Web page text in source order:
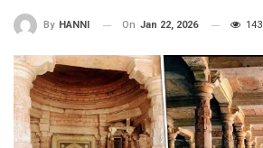
By HANNI On Jan 22, 2026 143